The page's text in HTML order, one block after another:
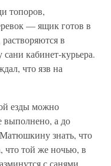
топоров,
— ящик готов в
в
кабинет-курьера.
что язв на
езды можно
выполнено, а до
Матюшкину знать, что
что той же ночью, в
с санями